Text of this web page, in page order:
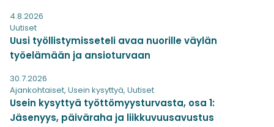
4.8.2026
Uutiset
Uusi työllistymisseteli avaa nuorille väylän
työelämään ja ansioturvaan
30.7.2026
Ajankohtaiset, Usein kysyttyä, Uutiset
Usein kysyttyä työttömyysturvasta, osa 1:
Jäsenyys, päiväraha ja liikkuvuusavustus